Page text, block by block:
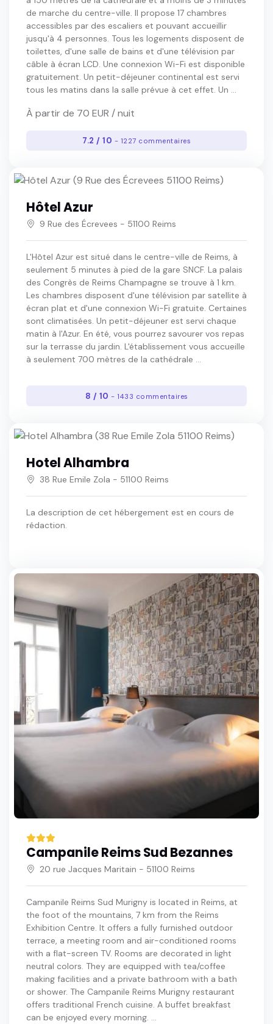
de marche du centre-ville. Il propose 17 chambres
accessibles par des escaliers et pouvant accueillir
jusqu'à 4 personnes. Tous les logements disposent de
toilettes, d'une salle de bains et d'une télévision par
câble à écran LCD. Une connexion Wi-Fi est disponible
gratuitement. Un petit-déjeuner continental est servi
tous les matins dans la salle prévue à cet effet. Un ...
À partir de 70 EUR / nuit
7.2 / 10 - 1227 commentaires
Hôtel Azur
9 Rue des Écrevees - 51100 Reims
L'Hôtel Azur est situé dans le centre-ville de Reims, à
seulement 5 minutes à pied de la gare SNCF. La palais
des Congrès de Reims Champagne se trouve à 1 km.
Les chambres disposent d'une télévision par satellite à
écran plat et d'une connexion Wi-Fi gratuite. Certaines
sont climatisées. Un petit-déjeuner est servi chaque
matin à l'Azur. En été, vous pourrez savourer vos repas
sur la terrasse du jardin. L'établissement vous accueille
à seulement 700 mètres de la cathédrale ...
8 / 10 - 1433 commentaires
Hotel Alhambra
38 Rue Emile Zola - 51100 Reims
La description de cet hébergement est en cours de
rédaction.
Campanile Reims Sud Bezannes
20 rue Jacques Maritain - 51100 Reims
Campanile Reims Sud Murigny is located in Reims, at
the foot of the mountains, 7 km from the Reims
Exhibition Centre. It offers a fully furnished outdoor
terrace, a meeting room and air-conditioned rooms
with a flat-screen TV. Rooms are decorated in light
neutral colors. They are equipped with tea/coffee
making facilities and a private bathroom with a bath
or shower. The Campanile Reims Murigny restaurant
offers traditional French cuisine. A buffet breakfast
can be enjoyed every morning. ...